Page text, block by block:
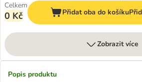
Celkem
0 Kč Přidat oba do košíku
Zobrazit více
Popis produktu